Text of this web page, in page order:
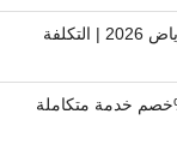
اسعار شركات التنظيف في الرياض 2026 | التكلفة
نقل عفش حي الملز بـ35%خصم خدمة متكاملة